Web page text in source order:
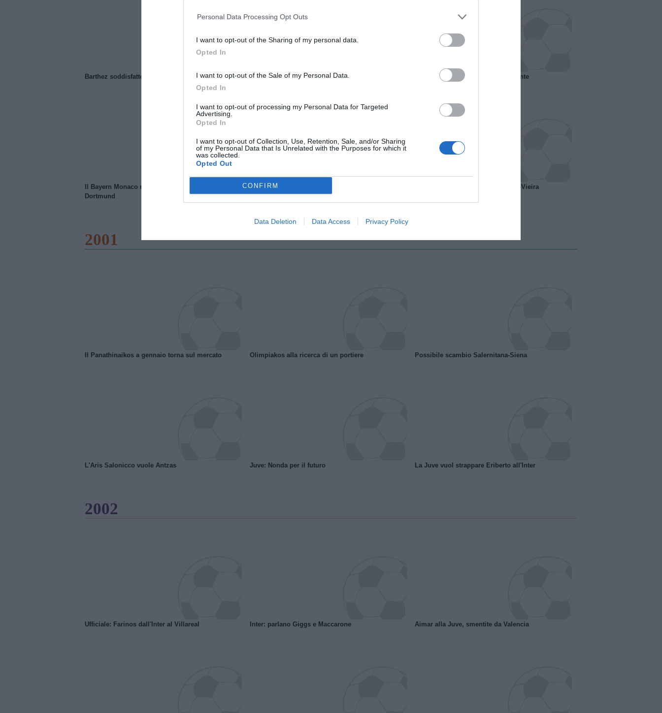
Personal Data Processing Opt Outs
I want to opt-out of the Sharing of my personal data.
Opted In
I want to opt-out of the Sale of my Personal Data.
Opted In
I want to opt-out of processing my Personal Data for Targeted
Advertising.
Opted In
I want to opt-out of Collection, Use, Retention, Sale, and/or Sharing
of my Personal Data that Is Unrelated with the Purposes for which it
was collected.
Opted Out
CONFIRM
Data Deletion Data Access Privacy Policy
Barthez soddisfatto del Manchester United Il Rayo Vallecano spinge per Zamorano Francia, il Marsiglia senza presidente
Il Bayern Monaco ridimensiona il Borussia
Dortmund
Wiltord vuole giocare A gennaio ipotesi scambio Davids-Vieira
2001
Il Panathinaikos a gennaio torna sul mercato Olimpiakos alla ricerca di un portiere Possibile scambio Salernitana-Siena
L'Aris Salonicco vuole Antzas Juve: Nonda per il futuro La Juve vuol strappare Eriberto all'Inter
2002
Ufficiale: Farinos dall'Inter al Villareal Inter: parlano Giggs e Maccarone Aimar alla Juve, smentite da Valencia